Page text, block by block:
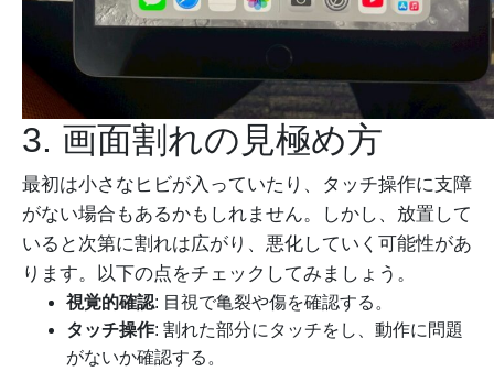
3. 画面割れの見極め方
最初は小さなヒビが入っていたり、タッチ操作に支障
がない場合もあるかもしれません。しかし、放置して
いると次第に割れは広がり、悪化していく可能性があ
ります。以下の点をチェックしてみましょう。
視覚的確認: 目視で亀裂や傷を確認する。
タッチ操作: 割れた部分にタッチをし、動作に問題
がないか確認する。